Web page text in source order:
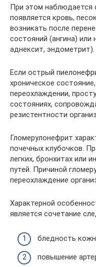
При этом наблюдается
появляется кровь,
возникать после
состояний (ангина) или
аднексит, эндометрит).
Если острый
хроническое
переохлаждении,
состояниях,
резистентности
Гломерулонефрит
почечных клубочков.
легких, бронхитах или
путей. Причиной
переохлаждение
Характерной
является сочетание
бледность
повышение